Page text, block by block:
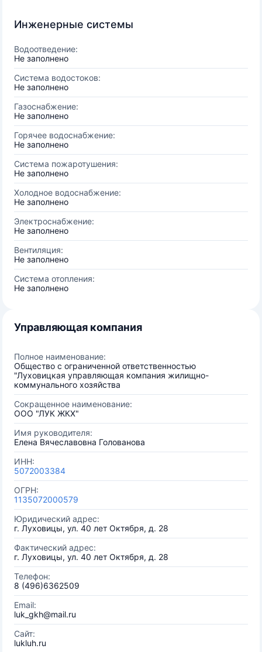
Инженерные системы
Водоотведение:
Не заполнено
Система водостоков:
Не заполнено
Газоснабжение:
Не заполнено
Горячее водоснабжение:
Не заполнено
Система пожаротушения:
Не заполнено
Холодное водоснабжение:
Не заполнено
Электроснабжение:
Не заполнено
Вентиляция:
Не заполнено
Система отопления:
Не заполнено
Управляющая компания
Полное наименование:
Общество с ограниченной ответственностью
"Луховицкая управляющая компания жилищно-
коммунального хозяйства
Сокращенное наименование:
ООО "ЛУК ЖКХ"
Имя руководителя:
Елена Вячеславовна Голованова
ИНН:
5072003384
ОГРН:
1135072000579
Юридический адрес:
г. Луховицы, ул. 40 лет Октября, д. 28
Фактический адрес:
г. Луховицы, ул. 40 лет Октября, д. 28
Телефон:
8 (496)6362509
Email:
luk_gkh@mail.ru
Сайт:
lukluh.ru